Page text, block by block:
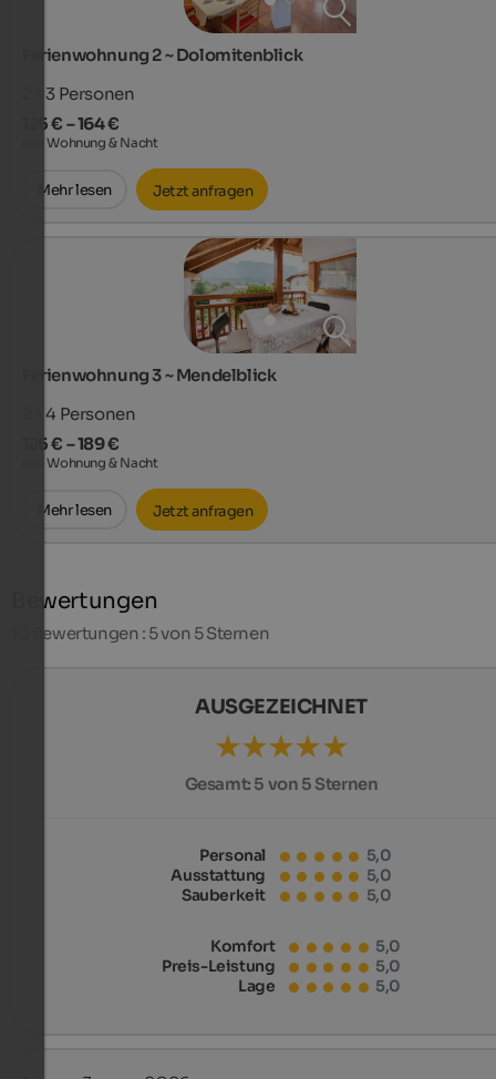
Ferienwohnung 2 ~ Dolomitenblick
2 - 3 Personen
125 € – 164 €
pro Wohnung & Nacht
Mehr lesen Jetzt anfragen
Ferienwohnung 3 ~ Mendelblick
2 - 4 Personen
125 € – 189 €
pro Wohnung & Nacht
Mehr lesen Jetzt anfragen
Bewertungen
Bewertungen : 5 von 5 Sternen
AUSGEZEICHNET
Gesamt: 5 von 5 Sternen
Personal
5,0
Ausstattung
5,0
Sauberkeit
5,0
Komfort
5,0
Preis-Leistung
5,0
Lage
5,0